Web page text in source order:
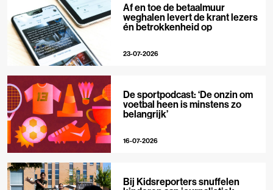
Af en toe de betaalmuur
weghalen levert de krant lezers
én betrokkenheid op
23-07-2026
De sportpodcast: ‘De onzin om
voetbal heen is minstens zo
belangrijk’
16-07-2026
Bij Kidsreporters snuffelen